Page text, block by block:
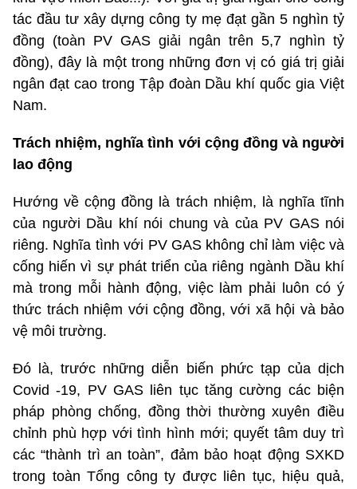
tác đầu tư xây dựng công ty mẹ đạt gần 5 nghìn tỷ
đồng (toàn PV GAS giải ngân trên 5,7 nghìn tỷ
đồng), đây là một trong những đơn vị có giá trị giải
ngân đạt cao trong Tập đoàn Dầu khí quốc gia Việt
Nam.
Trách nhiệm, nghĩa tình với cộng đồng và người
lao động
Hướng về cộng đồng là trách nhiệm, là nghĩa tĩnh
của người Dầu khí nói chung và của PV GAS nói
riêng. Nghĩa tình với PV GAS không chỉ làm việc và
cống hiến vì sự phát triển của riêng ngành Dầu khí
mà trong mỗi hành động, việc làm phải luôn có ý
thức trách nhiệm với cộng đồng, với xã hội và bảo
vệ môi trường.
Đó là, trước những diễn biến phức tạp của dịch
Covid -19, PV GAS liên tục tăng cường các biện
pháp phòng chống, đồng thời thường xuyên điều
chỉnh phù hợp với tình hình mới; quyết tâm duy trì
các “thành trì an toàn”, đảm bảo hoạt động SXKD
trong toàn Tổng công ty được liên tục, hiệu quả,